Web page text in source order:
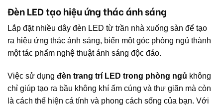
Đèn LED tạo hiệu ứng thác ánh sáng
Lắp đặt nhiều dây đèn LED từ trần nhà xuống sàn để tạo
ra hiệu ứng thác ánh sáng, biến một góc phòng ngủ thành
một tác phẩm nghệ thuật ánh sáng độc đáo.
Việc sử dụng đèn trang trí LED trong phòng ngủ không
chỉ giúp tạo ra bầu không khí ấm cúng và thư giãn mà còn
là cách thể hiện cá tính và phong cách sống của bạn. Với